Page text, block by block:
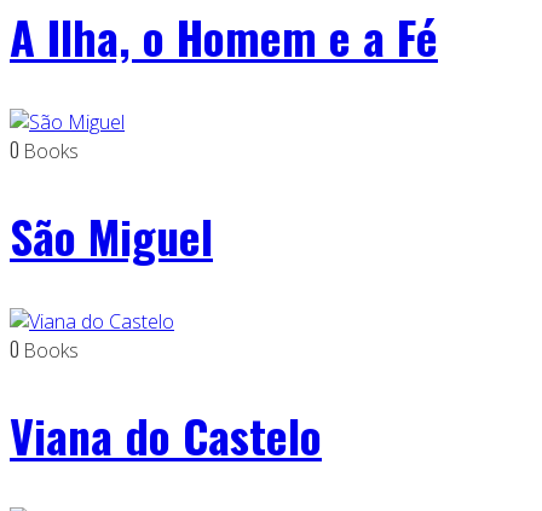
A Ilha, o Homem e a Fé
0 Books
São Miguel
0 Books
Viana do Castelo